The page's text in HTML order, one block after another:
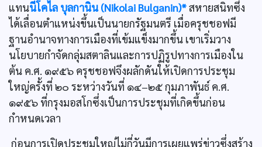
แทนนีโคไล บุลกานิน (Nikolai Bulganin)*สหายสนิทซึ่ง
ได้เลื่อนตำแหน่งขึ้นเป็นนายกรัฐมนตรี เมื่อครุชชอฟมี
ฐานอำนาจทางการเมืองที่เข้มแข็งมากขึ้น เขาเริ่มวาง
นโยบายกำจัดกลุ่มสตาลินและการปฏิรูปทางการเมืองใน
ต้น ค.ศ. ๑๙๕๖ ครุชชอฟจึงผลักดันให้เปิดการประชุม
ใหญ่ครั้งที่ ๒๐ ระหว่างวันที่ ๑๔–๒๕ กุมภาพันธ์ ค.ศ.
๑๙๕๖ ที่กรุงมอสโกซึ่งเป็นการประชุมที่เกิดขึ้นก่อน
กำหนดเวลา
ก่อนการเปิดประชุมใหญ่ไม่กี่วันมีการเผยแพร่ข่าวซึ่งสร้าง